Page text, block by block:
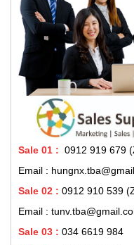
Sale 01 : 0912 919 679
Email :
Sale 02 : 0912 910 539
Email :
Sale 03 : 034 6619 984